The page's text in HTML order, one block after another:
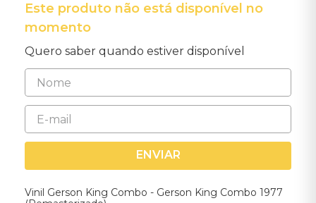
Este produto não está disponível no
momento
Quero saber quando estiver disponível
ENVIAR
Vinil Gerson King Combo - Gerson King Combo 1977